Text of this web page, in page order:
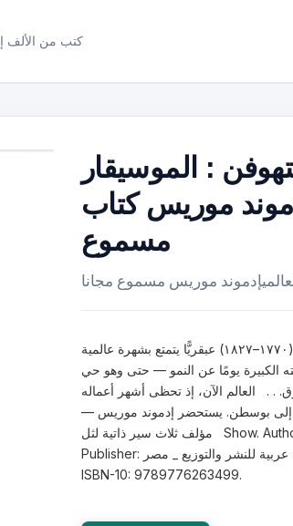
كتب من الألف
: الموسيقار
موريس كتاب
مسموع
موريس مسموع مجانا
كان لودفيج فان بيتهوفن (١٧٧٠–١٨٢٧) عبقريًّا يتمتع بشهرة عالمية
الكبيرة يومًا عن النمو — حتى وهو حي
. . العالم الآن، إذ تحظى أشهر أعماله
بوسطن. يستحضر إدموند موريس —
مؤلف ثلاث سير ذاتية لثل Show. Author: إدموند موريس.
Publisher: دار كلمات عربية للنشر والتوزيع _ مصر. Series: N/A.
ISBN-10: 9789776263499.